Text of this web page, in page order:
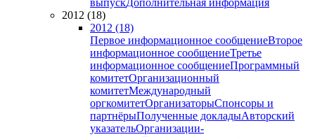
выпускДополнительная информация
2012 (18)
2012 (18)
Первое информационное сообщениеВторое
информационное сообщениеТретье
информационное сообщениеПрограммный
комитетОрганизационный
комитетМеждународный
оргкомитетОрганизаторыСпонсоры и
партнёрыПолученные докладыАвторский
указательОрганизации-